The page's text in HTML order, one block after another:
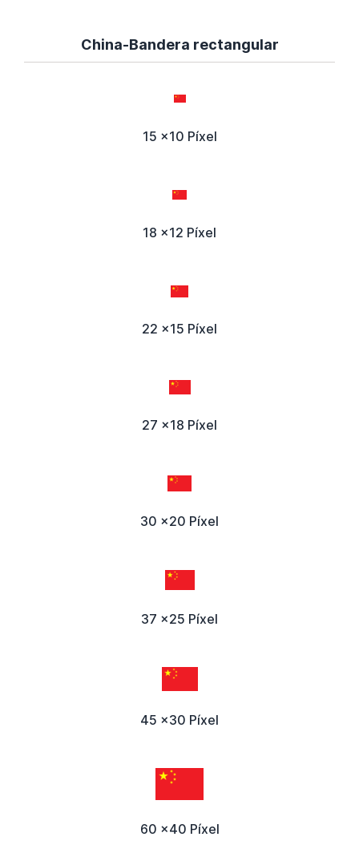
China-Bandera rectangular
15 x10 Píxel
18 x12 Píxel
22 x15 Píxel
27 x18 Píxel
30 x20 Píxel
37 x25 Píxel
45 x30 Píxel
60 x40 Píxel